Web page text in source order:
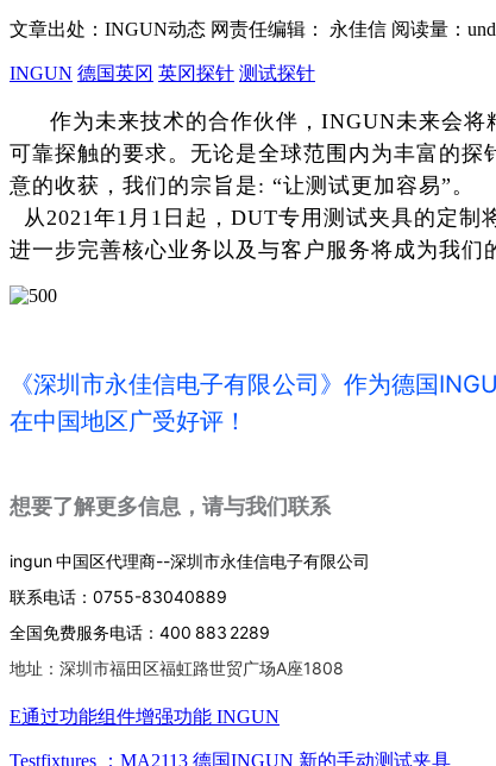
文章出处：INGUN动态 网责任编辑： 永佳信 阅读量：
INGUN 德国英冈 英冈探针 测试探针
作为未来技术的合作伙伴，INGUN未来会
可靠探触的要求。无论是全球范围内为丰富的
意的收获，我们的宗旨是: “让测试更加容易”。
从2021年1月1日起，DUT专用测试夹具的定制
进一步完善核心业务以及与客户服务将成为我们
《深圳市永佳信电子有限公司》作为德国
在中国地区广受好评！
想要了解更多信息，请与我们联系
ingun 中国区代理商--深圳市永佳信电子有限公司
联系电话：0755-83040889
全国免费服务电话：400 883 2289
地址：深圳市福田区福虹路世贸广场A座1808
E通过功能组件增强功能 INGUN
Testfixtures ：MA2113 德国INGUN 新的手动测试夹具